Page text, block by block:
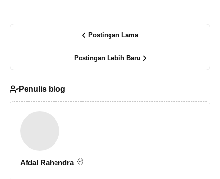
Postingan Lama
Postingan Lebih Baru
Penulis blog
Afdal Rahendra